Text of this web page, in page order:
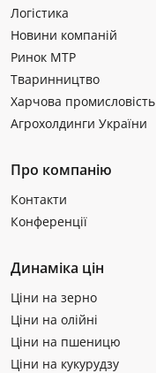
Логістика
Новини компаній
Ринок МТР
Тваринництво
Харчова промисловість
Агрохолдинги України
Про компанію
Контакти
Конференції
Динаміка цін
Ціни на зерно
Ціни на олійні
Ціни на пшеницю
Ціни на кукурудзу